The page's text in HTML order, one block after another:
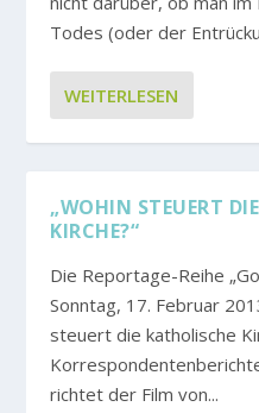
Todes (oder der
WEITERLESEN
„WOHIN STEUERT
KIRCHE?“
Die Reportage-Reihe
Sonntag, 17. Februar
steuert die katholische
richtet der Film von...